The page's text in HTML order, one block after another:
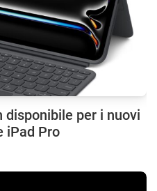
disponibile per i nuovi
iPad Pro